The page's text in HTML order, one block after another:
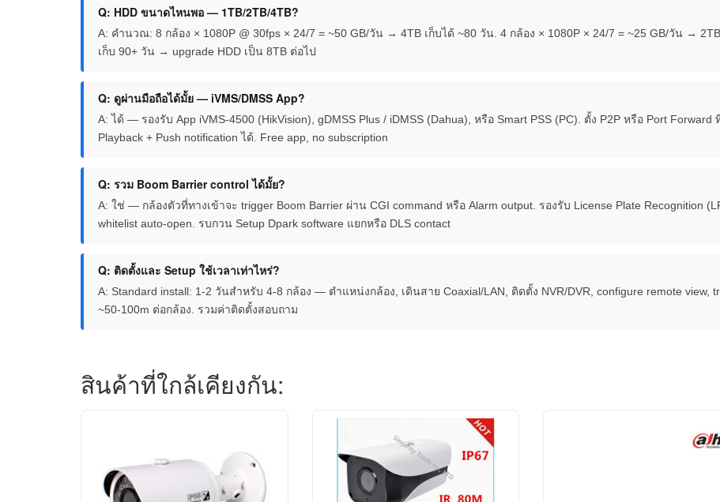
Q: HDD ขนาดไหนพอ — 1TB/2TB/4TB?
A: คำนวณ: 8 กล้อง × 1080P @ 30fps × 24/7 = ~50 GB/วัน → 4TB เก็บได้ ~80 วัน. 4 กล้อง × 1080P × 24/7 = ~25 GB/วัน →
เก็บ 90+ วัน → upgrade HDD เป็น 8TB ต่อไป
Q: ดูผ่านมือถือได้มั้ย — iVMS/DMSS App?
A: ได้ — รองรับ App iVMS-4500 (HikVision), gDMSS Plus / iDMSS (Dahua), หรือ Smart PSS (PC). ตั้ง P2P หรือ Port Forward
Playback + Push notification ได้. Free app, no subscription
Q: รวม Boom Barrier control ได้มั้ย?
A: ใช่ — กล้องตัวที่ทางเข้าจะ trigger Boom Barrier ผ่าน CGI command หรือ Alarm output. รองรับ License Plate Recognition
whitelist auto-open. รบกวน Setup Dpark software แยกหรือ DLS contact
Q: ติดตั้งและ Setup ใช้เวลาเท่าไหร่?
A: Standard install: 1-2 วันสำหรับ 4-8 กล้อง — ตำแหน่งกล้อง, เดินสาย Coaxial/LAN, ติดตั้ง NVR/DVR, configure remote view,
~50-100m ต่อกล้อง. รวมค่าติดตั้งสอบถาม
สินค้าที่ใกล้เคียงกัน: